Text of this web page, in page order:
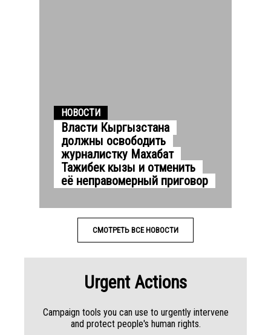
НОВОСТИ
Власти Кыргызстана
должны освободить
журналистку Махабат
Тажибек кызы и отменить
её неправомерный приговор
СМОТРЕТЬ ВСЕ НОВОСТИ
Urgent Actions
Campaign tools you can use to urgently intervene
and protect people's human rights.